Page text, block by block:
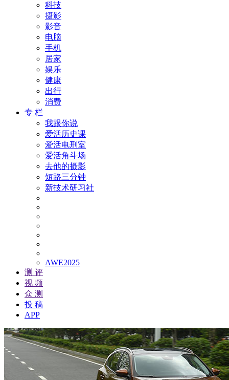
科技
摄影
影音
电脑
手机
居家
娱乐
健康
出行
消费
专 栏
我跟你说
爱活历史课
爱活电刑室
爱活角斗场
去他的摄影
短路三分钟
新技术研习社
AWE2025
测 评
视 频
众 测
投 稿
APP